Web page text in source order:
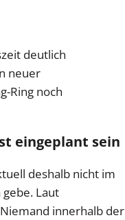
deutlich
neuer
Ring noch
eingeplant sein
deshalb nicht im
Laut
innerhalb der